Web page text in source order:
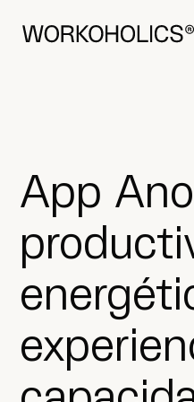
App